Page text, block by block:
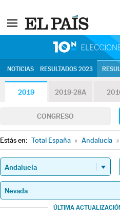
NOTICIAS RESULTADOS 2023
2019 2019-28A
CONGRESO
Estás en: Total España » Andalucía »
ÚLTIMA